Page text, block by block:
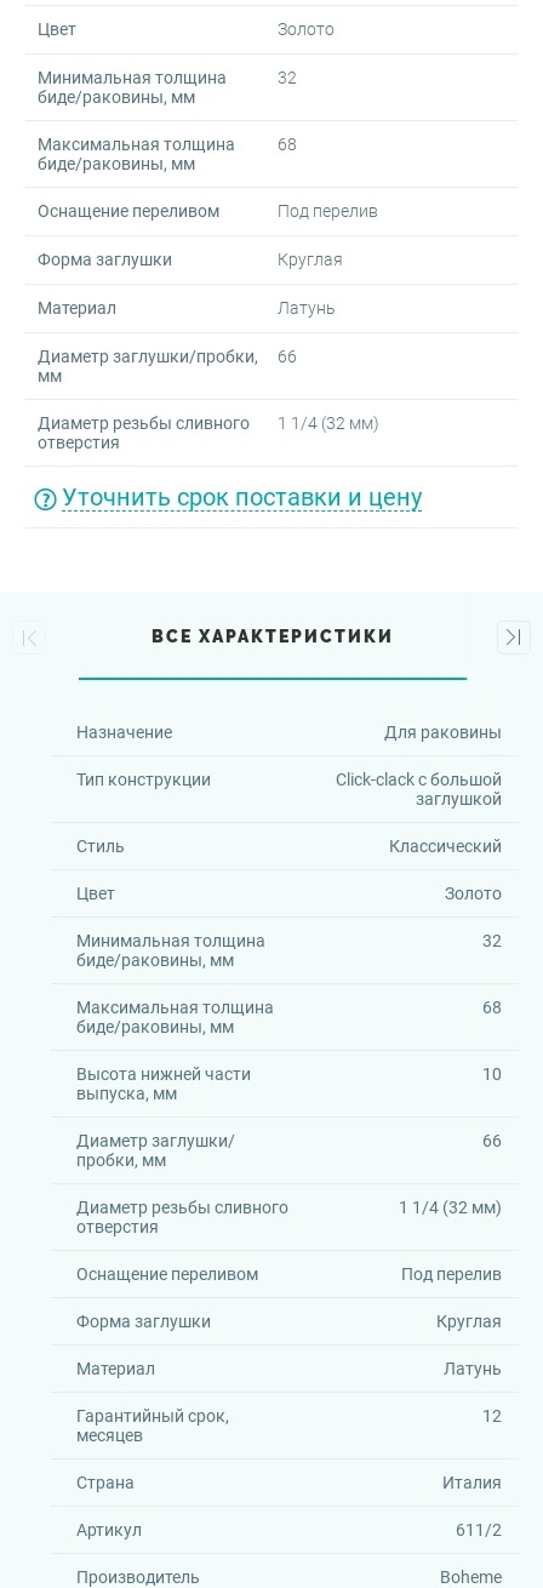
Цвет Золото
Минимальная толщина
биде/раковины, мм
32
Максимальная толщина
биде/раковины, мм
68
Оснащение переливом Под перелив
Форма заглушки Круглая
Материал Латунь
Диаметр заглушки/пробки,
мм
66
Диаметр резьбы сливного
отверстия
1 1/4 (32 мм)
Уточнить срок поставки и цену
ВСЕ ХАРАКТЕРИСТИКИ
Назначение Для раковины
Тип конструкции
Click-clack с большой
заглушкой
Стиль Классический
Цвет Золото
Минимальная толщина
биде/раковины, мм
32
Максимальная толщина
биде/раковины, мм
68
Высота нижней части
выпуска, мм
10
Диаметр заглушки/
пробки, мм
66
Диаметр резьбы сливного
отверстия
1 1/4 (32 мм)
Оснащение переливом Под перелив
Форма заглушки Круглая
Материал Латунь
Гарантийный срок,
месяцев
12
Страна Италия
Артикул 611/2
Производитель Boheme